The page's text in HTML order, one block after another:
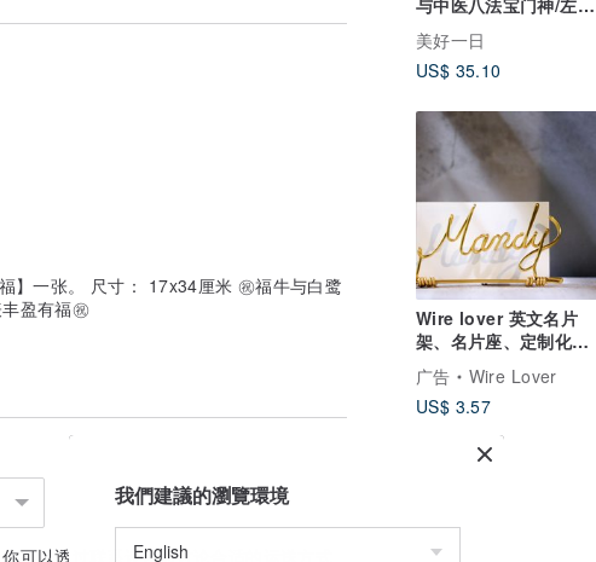
与中医八法宝门神/左右
一对/烫古铜金
美好一日
US$ 35.10
Wire lover 英文名片
架、名片座、定制化、
金属线创作 耶诞节礼物
广告
Wire Lover
US$ 3.57
对。
因素，因而产生纸张缩放之物理现象，可
到阳光曝晒、风雨、潮湿之因素，皆会造
伤害风险。
、温度、纸张特性等因素，会产生颜色无
】一张。 尺寸： 17x34厘米 ㊗️福牛与白鹭
盈有福㊗️
可以透过 联系设计师讨论合适的运送方式
我們建議的瀏覽環境